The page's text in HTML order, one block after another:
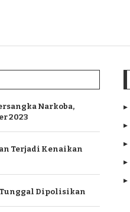
Narkoba,
2023
Terjadi Kenaikan
Dipolisikan